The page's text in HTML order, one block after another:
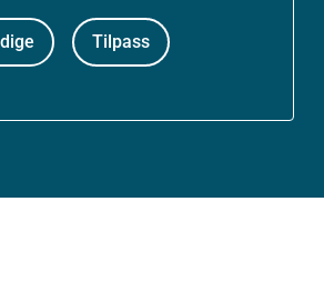
Tilpass
informasjonskapsler